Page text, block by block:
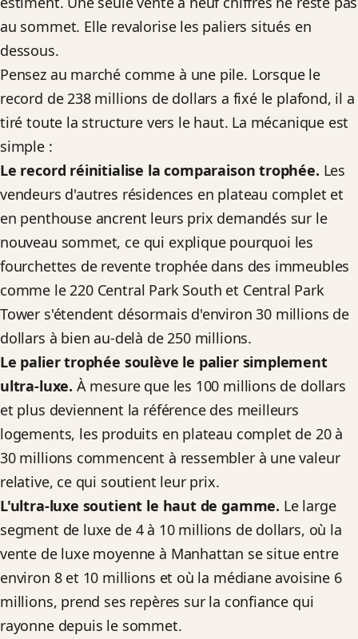
au sommet. Elle revalorise les paliers situés en
dessous.
Pensez au marché comme à une pile. Lorsque le
record de 238 millions de dollars a fixé le plafond, il a
tiré toute la structure vers le haut. La mécanique est
simple :
Le record réinitialise la comparaison trophée. Les
vendeurs d'autres résidences en plateau complet et
en penthouse ancrent leurs prix demandés sur le
nouveau sommet, ce qui explique pourquoi les
fourchettes de revente trophée dans des immeubles
comme le 220 Central Park South et Central Park
Tower s'étendent désormais d'environ 30 millions de
dollars à bien au-delà de 250 millions.
Le palier trophée soulève le palier simplement
ultra-luxe. À mesure que les 100 millions de dollars
et plus deviennent la référence des meilleurs
logements, les produits en plateau complet de 20 à
30 millions commencent à ressembler à une valeur
relative, ce qui soutient leur prix.
L'ultra-luxe soutient le haut de gamme. Le large
segment de luxe de 4 à 10 millions de dollars, où la
vente de luxe moyenne à Manhattan se situe entre
environ 8 et 10 millions et où la médiane avoisine 6
millions, prend ses repères sur la confiance qui
rayonne depuis le sommet.